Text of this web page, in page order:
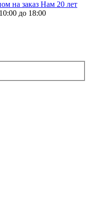
Нам 20 лет
до 18:00